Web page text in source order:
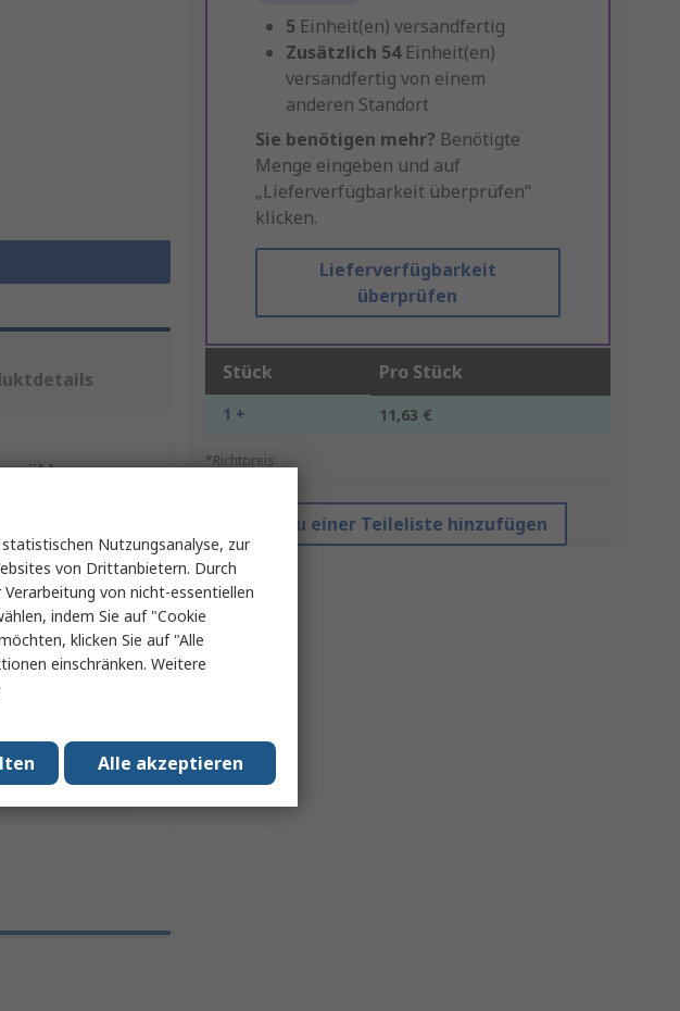
5 Einheit(en) versandfertig
Zusätzlich 54 Einheit(en)
versandfertig von einem
anderen Standort
Sie benötigen mehr? Benötigte
Menge eingeben und auf
„Lieferverfügbarkeit überprüfen“
klicken.
Lieferverfügbarkeit
überprüfen
Stück Pro Stück
1 + 11,63 €
*Richtpreis
Zu einer Teileliste hinzufügen
Raspberry Pi
Nutzungsanalyse, zur
von Drittanbietern. Durch
von nicht-essentiellen
indem Sie auf "Cookie
klicken Sie auf "Alle
einschränken. Weitere
Alle akzeptieren